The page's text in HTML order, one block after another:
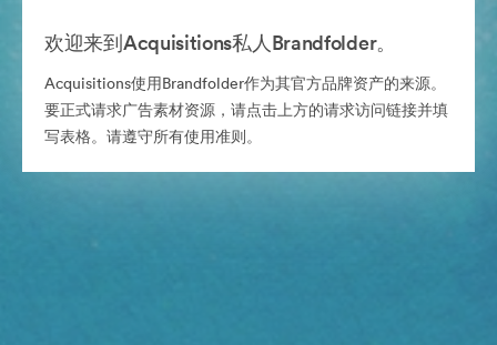
欢迎来到Acquisitions私人Brandfolder。
Acquisitions使用Brandfolder作为其官方品牌资产的来源。
要正式请求广告素材资源，请点击上方的请求访问链接并填
写表格。请遵守所有使用准则。